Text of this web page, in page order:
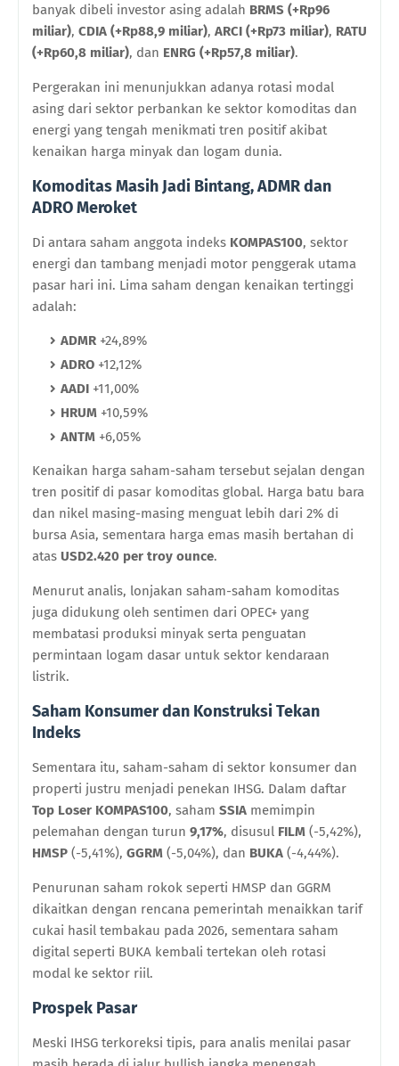
banyak dibeli investor asing adalah BRMS (+Rp96
miliar), CDIA (+Rp88,9 miliar), ARCI (+Rp73 miliar), RATU
(+Rp60,8 miliar), dan ENRG (+Rp57,8 miliar).
Pergerakan ini menunjukkan adanya rotasi modal
asing dari sektor perbankan ke sektor komoditas dan
energi yang tengah menikmati tren positif akibat
kenaikan harga minyak dan logam dunia.
Komoditas Masih Jadi Bintang, ADMR dan
ADRO Meroket
Di antara saham anggota indeks KOMPAS100, sektor
energi dan tambang menjadi motor penggerak utama
pasar hari ini. Lima saham dengan kenaikan tertinggi
adalah:
ADMR +24,89%
ADRO +12,12%
AADI +11,00%
HRUM +10,59%
ANTM +6,05%
Kenaikan harga saham-saham tersebut sejalan dengan
tren positif di pasar komoditas global. Harga batu bara
dan nikel masing-masing menguat lebih dari 2% di
bursa Asia, sementara harga emas masih bertahan di
atas USD2.420 per troy ounce.
Menurut analis, lonjakan saham-saham komoditas
juga didukung oleh sentimen dari OPEC+ yang
membatasi produksi minyak serta penguatan
permintaan logam dasar untuk sektor kendaraan
listrik.
Saham Konsumer dan Konstruksi Tekan
Indeks
Sementara itu, saham-saham di sektor konsumer dan
properti justru menjadi penekan IHSG. Dalam daftar
Top Loser KOMPAS100, saham SSIA memimpin
pelemahan dengan turun 9,17%, disusul FILM (-5,42%),
HMSP (-5,41%), GGRM (-5,04%), dan BUKA (-4,44%).
Penurunan saham rokok seperti HMSP dan GGRM
dikaitkan dengan rencana pemerintah menaikkan tarif
cukai hasil tembakau pada 2026, sementara saham
digital seperti BUKA kembali tertekan oleh rotasi
modal ke sektor riil.
Prospek Pasar
Meski IHSG terkoreksi tipis, para analis menilai pasar